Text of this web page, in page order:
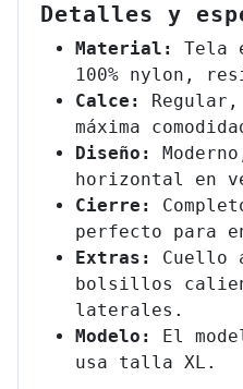
Detalles y
Material:
Tela
100% nylon,
Calce:
máxima
Diseño:
horizontal en
Cierre:
perfecto para
Extras: Cuello
bolsillos
laterales.
Modelo: El
usa talla XL.